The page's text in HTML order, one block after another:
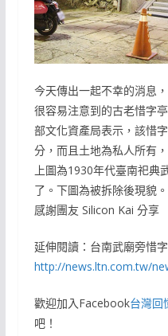
今天傳出一起不幸的消息
很容易注意到的古老惜字
部文化資產局表示，該惜
分，而且土地為私人所有
上圖為1930年代臺南祀典
了。下圖為被拆除後現貌。
感謝團友 Silicon Kai 分享
延伸閱讀：台南武廟旁惜
http://news.ltn.com.tw/
歡迎加入Facebook台灣回
吧！